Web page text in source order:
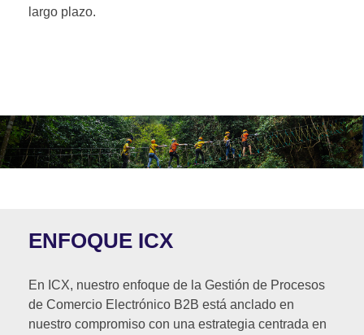
largo plazo.
ENFOQUE ICX
En ICX, nuestro enfoque de la Gestión de Procesos
de Comercio Electrónico B2B está anclado en
nuestro compromiso con una estrategia centrada en